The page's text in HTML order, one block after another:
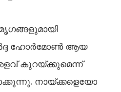
ഹോർമോൺ ആയ
കുറയ്ക്കുമെന്ന്
നായ്ക്കളെയോ